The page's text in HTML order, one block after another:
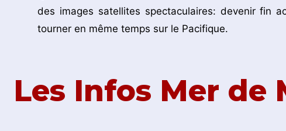
des images satellites spectaculaires: devenir fin
tourner en même temps sur le Pacifique.
Les Infos Mer de